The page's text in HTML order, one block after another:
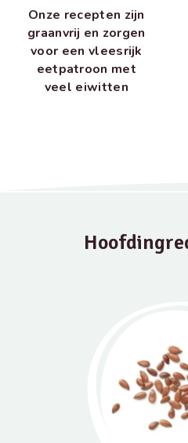
Onze recepten zijn
graanvrij en zorgen
voor een vleesrijk
eetpatroon met
veel eiwitten